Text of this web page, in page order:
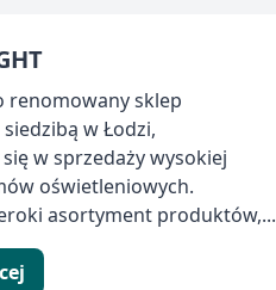
renomowany sklep
w Łodzi,
w sprzedaży wysokiej
oświetleniowych.
asortyment produktów,...